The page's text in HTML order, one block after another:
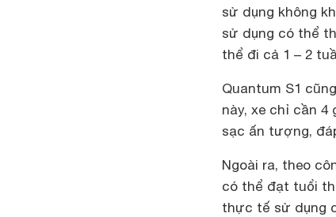
sử dụng không
sử dụng có thể
thể đi cả 1 – 2
Quantum S1
này, xe chỉ cần 4
sạc ấn tượng,
Ngoài ra, theo
có thể đạt tuổi
thực tế sử dụng